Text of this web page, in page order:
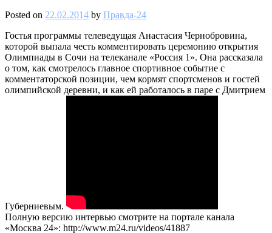
Posted on 22.02.2014 by Правда-24
Гостья программы телеведущая Анастасия Чернобровина,
которой выпала честь комментировать церемонию открытия
Олимпиады в Сочи на телеканале «Россия 1». Она рассказала
о том, как смотрелось главное спортивное событие с
комментаторской позиции, чем кормят спортсменов и гостей
олимпийской деревни, и как ей работалось в паре с Дмитрием
Губерниевым.
Полную версию интервью смотрите на портале канала
«Москва 24»: http://www.m24.ru/videos/41887